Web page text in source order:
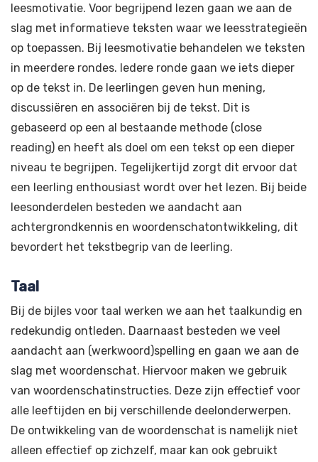
leesmotivatie. Voor begrijpend lezen gaan we aan de
slag met informatieve teksten waar we leesstrategieën
op toepassen. Bij leesmotivatie behandelen we teksten
in meerdere rondes. Iedere ronde gaan we iets dieper
op de tekst in. De leerlingen geven hun mening,
discussiëren en associëren bij de tekst. Dit is
gebaseerd op een al bestaande methode (close
reading) en heeft als doel om een tekst op een dieper
niveau te begrijpen. Tegelijkertijd zorgt dit ervoor dat
een leerling enthousiast wordt over het lezen. Bij beide
leesonderdelen besteden we aandacht aan
achtergrondkennis en woordenschatontwikkeling, dit
bevordert het tekstbegrip van de leerling.
Taal
Bij de bijles voor taal werken we aan het taalkundig en
redekundig ontleden. Daarnaast besteden we veel
aandacht aan (werkwoord)spelling en gaan we aan de
slag met woordenschat. Hiervoor maken we gebruik
van woordenschatinstructies. Deze zijn effectief voor
alle leeftijden en bij verschillende deelonderwerpen.
De ontwikkeling van de woordenschat is namelijk niet
alleen effectief op zichzelf, maar kan ook gebruikt